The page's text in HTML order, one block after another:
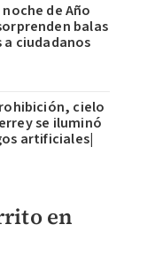
noche de Año
balas
a ciudadanos
cielo
se iluminó
artificiales|
en